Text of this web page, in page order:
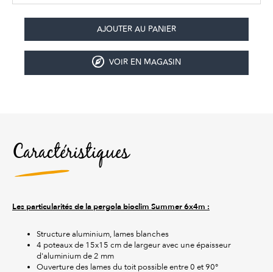
VOIR EN MAGASIN
Caractéristiques
Les particularités de la pergola bioclim Summer 6x4m :
Structure aluminium, lames blanches
4 poteaux de 15x15 cm de largeur avec une épaisseur
d'aluminium de 2 mm
Ouverture des lames du toit possible entre 0 et 90°